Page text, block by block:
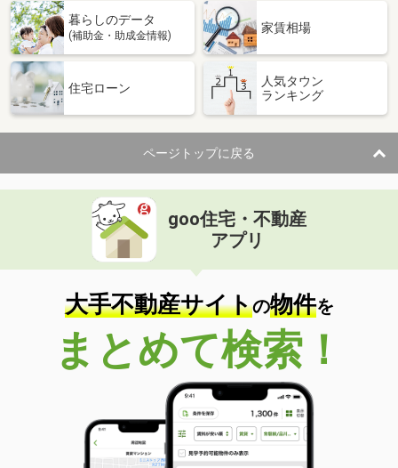
暮らしのデータ
(補助金・助成金情報)
家賃相場
住宅ローン
人気タウン
ランキング
ページトップに戻る
goo住宅・不動産
アプリ
大手不動産サイトの物件を
まとめて検索！